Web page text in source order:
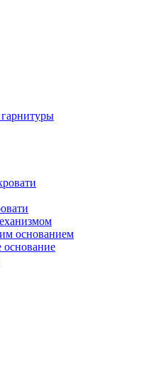
основанием
основание